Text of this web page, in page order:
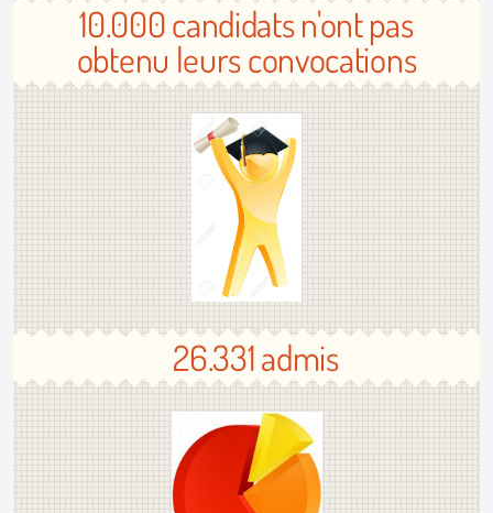
10.000 candidats n'ont pas
obtenu leurs convocations
26.331 admis